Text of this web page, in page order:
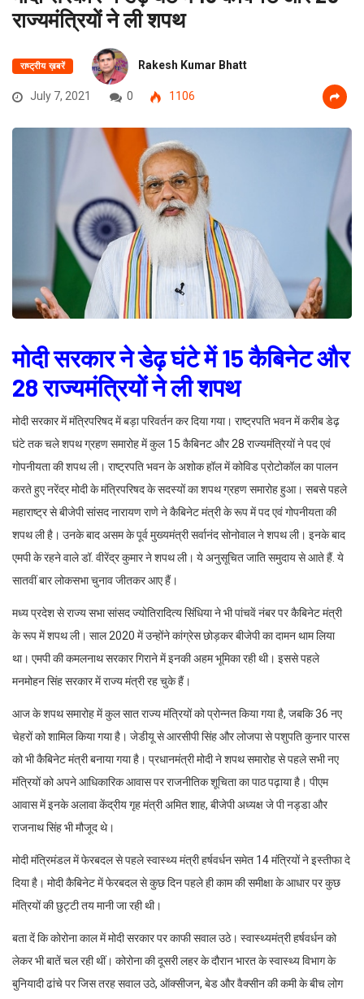
राज्यमंत्रियों ने ली शपथ
राष्ट्रीय ख़बरें Rakesh Kumar Bhatt
July 7, 2021 0 1106
मोदी सरकार ने डेढ़ घंटे में 15 कैबिनेट और
28 राज्यमंत्रियों ने ली शपथ
मोदी सरकार में मंत्रिपरिषद में बड़ा परिवर्तन कर दिया गया। राष्ट्रपति भवन में करीब डेढ़
घंटे तक चले शपथ ग्रहण समारोह में कुल 15 कैबिनट और 28 राज्यमंत्रियों ने पद एवं
गोपनीयता की शपथ ली। राष्ट्रपति भवन के अशोक हॉल में कोविड प्रोटोकॉल का पालन
करते हुए नरेंद्र मोदी के मंत्रिपरिषद के सदस्यों का शपथ ग्रहण समारोह हुआ। सबसे पहले
महाराष्ट्र से बीजेपी सांसद नारायण राणे ने कैबिनेट मंत्री के रूप में पद एवं गोपनीयता की
शपथ ली है। उनके बाद असम के पूर्व मुख्यमंत्री सर्वानंद सोनोवाल ने शपथ ली। इनके बाद
एमपी के रहने वाले डॉ. वीरेंद्र कुमार ने शपथ ली। ये अनुसूचित जाति समुदाय से आते हैं. ये
सातवीं बार लोकसभा चुनाव जीतकर आए हैं।
मध्य प्रदेश से राज्य सभा सांसद ज्योतिरादित्य सिंधिया ने भी पांचवें नंबर पर कैबिनेट मंत्री
के रूप में शपथ ली। साल 2020 में उन्होंने कांग्रेस छोड़कर बीजेपी का दामन थाम लिया
था। एमपी की कमलनाथ सरकार गिराने में इनकी अहम भूमिका रही थी। इससे पहले
मनमोहन सिंह सरकार में राज्य मंत्री रह चुके हैं।
आज के शपथ समारोह में कुल सात राज्य मंत्रियों को प्रोन्नत किया गया है, जबकि 36 नए
चेहरों को शामिल किया गया है। जेडीयू से आरसीपी सिंह और लोजपा से पशुपति कुनार पारस
को भी कैबिनेट मंत्री बनाया गया है। प्रधानमंत्री मोदी ने शपथ समारोह से पहले सभी नए
मंत्रियों को अपने आधिकारिक आवास पर राजनीतिक शूचिता का पाठ पढ़ाया है। पीएम
आवास में इनके अलावा केंद्रीय गृह मंत्री अमित शाह, बीजेपी अध्यक्ष जे पी नड्डा और
राजनाथ सिंह भी मौजूद थे।
मोदी मंत्रिमंडल में फेरबदल से पहले स्वास्थ्य मंत्री हर्षवर्धन समेत 14 मंत्रियों ने इस्तीफा दे
दिया है। मोदी कैबिनेट में फेरबदल से कुछ दिन पहले ही काम की समीक्षा के आधार पर कुछ
मंत्रियों की छुट्टी तय मानी जा रही थी।
बता दें कि कोरोना काल में मोदी सरकार पर काफी सवाल उठे। स्वास्थ्यमंत्री हर्षवर्धन को
लेकर भी बातें चल रही थीं। कोरोना की दूसरी लहर के दौरान भारत के स्वास्थ्य विभाग के
बुनियादी ढांचे पर जिस तरह सवाल उठे, ऑक्सीजन, बेड और वैक्सीन की कमी के बीच लोग